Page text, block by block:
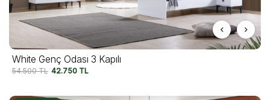
White Genç Odası 3 Kapılı
54.500TL 42.750 TL